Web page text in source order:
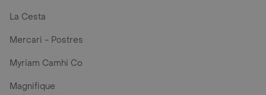
La Cesta
Mercari - Postres
Myriam Camhi Co
Magnifique